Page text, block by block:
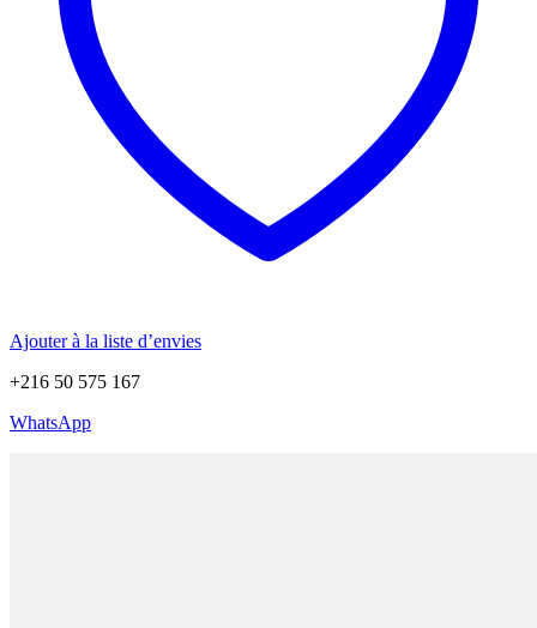
Ajouter à la liste d’envies
+216 50 575 167
WhatsApp